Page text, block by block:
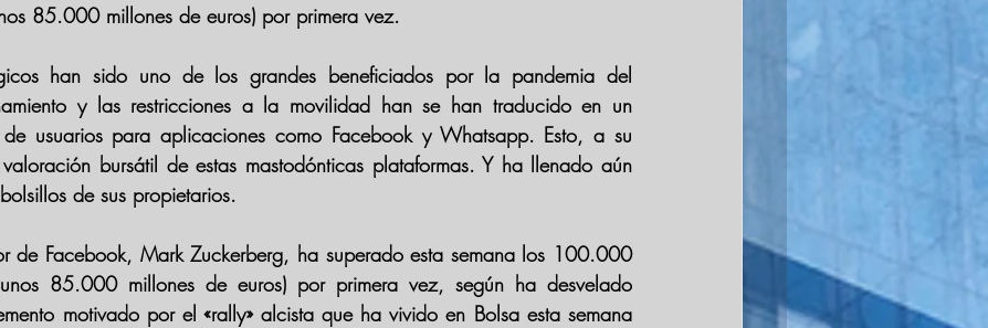
85.000 millones de euros) por primera vez.
han sido uno de los grandes beneficiados por la pandemia del
y las restricciones a la movilidad han se han traducido en un
de usuarios para aplicaciones como Facebook y Whatsapp. Esto, a su
valoración bursátil de estas mastodónticas plataformas. Y ha llenado aún
de sus propietarios.
de Facebook, Mark Zuckerberg, ha superado esta semana los 100.000
85.000 millones de euros) por primera vez, según ha desvelado
motivado por el «rally» alcista que ha vivido en Bolsa esta semana